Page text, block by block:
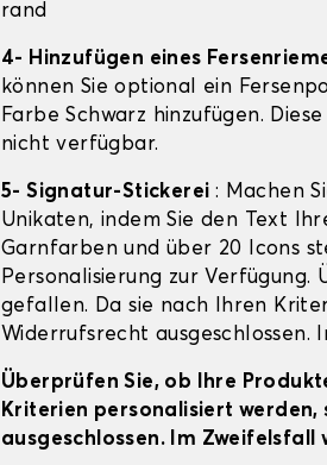
rand
4- Hinzufügen eines
können Sie optional ein
Farbe Schwarz hinzufügen.
nicht verfügbar.
5- Signatur-Stickerei : Machen
Unikaten, indem Sie den Text
Garnfarben und über 20 Icons
Personalisierung zur
gefallen. Da sie nach Ihren
Widerrufsrecht ausgeschlossen.
Überprüfen Sie, ob Ihre
Kriterien personalisiert
ausgeschlossen. Im Zweifelsfall